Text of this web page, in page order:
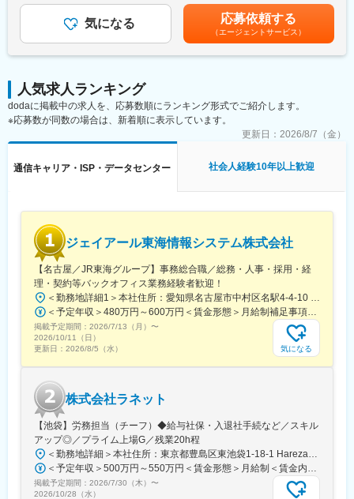
石駅、稲野駅、東加古川駅、加古川駅、英賀保駅、網干駅、郡山
駅(奈良県)、金橋駅、神前駅(和歌山県)、岡山駅前駅、備前一宮
駅、立町駅、広島駅、佐伯区役所前駅、福山駅、湯田温泉駅、阿
久留米駅、大溝駅、佐賀駅、西唐津駅、諫早駅、島原港駅、道ノ
尾駅、堀川駅、宮地駅、健軍町駅、肥後西村駅、鶴崎駅、上臼杵
駅、宇佐駅、上岡駅、宮崎駅、日南駅、清武駅、高見橋駅、錦江
駅、宮ケ浜駅、真幸駅、伊集院駅、西出水駅、苗穂駅、琴似駅(札
駅(東京都)、代官山駅、押上駅、巣鴨駅、本駒込駅、春日駅(東京
駅、赤坂見附駅、八王子駅、高尾駅(東京都)、府中本町駅、関内
重県)、中洲川端駅、近鉄富田駅、北間駅、栄町駅(富山県)、大阪
ビジネスパーク駅、扇町駅(大阪府)、南方駅(大阪府)、野田駅(阪神
線)、大阪阿部野橋駅、花園駅(京都府)、藤森駅、新田辺駅、桃山
御陵前駅、舞子駅、高速長田駅、猪名寺駅、岡山駅、本通駅、文
珠通駅、戸越銀座駅、北千束駅、本所吾妻橋駅、東大前駅、後楽
園駅、中井駅、御徒町駅、青山一丁目駅、永田町駅、府中競馬正
門前駅、平沼橋駅、長沼駅(静岡県)、新浜松駅、西鉄福岡駅、大阪
城北詰駅、天神橋筋六丁目駅、新大阪駅、海老江駅、阿倍野駅(地
下鉄)、鳴滝駅、稲荷駅、中書島駅、西舞子駅、上沢駅、西川緑道
・提案書作成
（2）アプローチ
・訪問やWEB、電話など駆使し効率的にアプローチ
・見積もり作成
・事務処理
・工事日調整
契約の更新：更新上限：有 通算契約期間上限3年
正社員登用後はチーフやマネージャ等へのキャリアアップ制度を
制定しておりステップアップ実績も多数あり!
《昇格例》
【CA:カスタマアテンダント】
・契約社員グレードBからグレードAへ昇格：最短6か月、平均1年
7か月
・契約社員グレードAから正社員への昇格：最短6か月、平均3年
■給与制度：
■入社後の研修：
中途採用では珍しい手厚い新人研修あり！未経験からスキルを身
につけられる環境です。
職種によって研修期間は異なります。
オンライン研修と集合研修を組み合わせた内容となっており、集
合研修については、大阪市内の会場で開催します。
※通勤不可の方には宿泊を手配いたします。
リージョナル社員） 620万（4年目：ビジネスフロント採用社員）
940万賃金はあくまでも目安の金額であり、選考を通じて上下す
る可能性があります。月給(月額)は固定手当を含めた表記です。
気になる 応募依頼する
（エージェントサービス）
人気求人ランキング
dodaに掲載中の求人を、応募数順にランキング形式でご紹介します。
※応募数が同数の場合は、新着順に表示しています。
更新日： 2026/8/7（金）
通信キャリア・ISP・データセンター 社会人経験10年以上歓迎
ジェイアール東海情報システム株式会社
【名古屋／JR東海グループ】事務総合職／総務・人事・採用・経
理・契約等バックオフィス業務経験者歓迎！
＜勤務地詳細1＞本社住所：愛知県名古屋市中村区名駅4-4-10 名古屋クロスコートタワー14F勤務地最寄駅：JR東海道本線／名古屋駅受動喫煙対策：屋内喫煙可能場所あり＜勤務地詳細2＞名古屋基幹システム本部住所：愛知県名古屋市東区東大曽根町46番30号 勤務地最寄駅：JR中央線／大曽根駅受動喫煙対策：敷地内喫煙可能場所あり＜勤務地詳細3＞名古屋業務システム本部住所：愛知県名古屋市東区東大曽根町46番30号 勤務地最寄駅：JR中央線／大曽根駅受動喫煙対策：敷地内喫煙可能場所あり変更の範囲：会社の定める事業所（リモートワーク含む）
＜予定年収＞480万円～600万円＜賃金形態＞月給制補足事項なし＜賃金内訳＞月額（基本給）：246,600円～330,000円＜月給＞246,600円～330,000円＜昇給有無＞有＜残業手当＞有＜給与補足＞年収例（諸手当込み）530万円(27歳／入社5年目)580万円(30歳／入社8年目)■昇給：年1回■賞与：年2回（6月、12月）※過去実績5.45ケ月分賃金はあくまでも目安の金額であり、選考を通じて上下する可能性があります。月給(月額)は固定手当を含めた表記です。
掲載予定期間： 2026/7/13（月） 〜
2026/10/11（日）
更新日： 2026/8/5（水） 気になる
株式会社ラネット
【池袋】労務担当（チーフ）◆給与社保・入退社手続など／スキル
アップ◎／プライム上場G／残業20h程
＜勤務地詳細＞本社住所：東京都豊島区東池袋1-18-1 HarezaTower15F、16F勤務地最寄駅：各線／池袋駅受動喫煙対策：屋内喫煙可能場所あり変更の範囲：会社の定める事業所（リモートワーク含む）
＜予定年収＞500万円～550万円＜賃金形態＞月給制＜賃金内訳＞月額（基本給）：295,000円～344,000円その他固定手当/月：10,000円＜月給＞305,000円～354,000円＜昇給有無＞有＜残業手当＞有＜給与補足＞■給与改定：年1回（1月） 期中に昇格がある場合は、昇格に伴う昇給あり。■賞与：年2回（7月、12月／過去実績3ヶ月）賃金はあくまでも目安の金額であり、選考を通じて上下する可能性があります。月給(月額)は固定手当を含めた表記です。
掲載予定期間： 2026/7/30（木） 〜
2026/10/28（水）